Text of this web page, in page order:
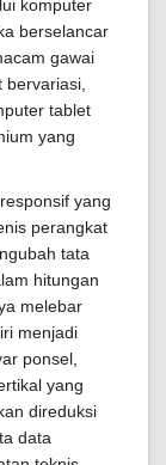
komputer
berselancar
gawai
tablet
yang
yang
perangkat
tata
hitungan
melebar
menjadi
ponsel,
yang
direduksi
data